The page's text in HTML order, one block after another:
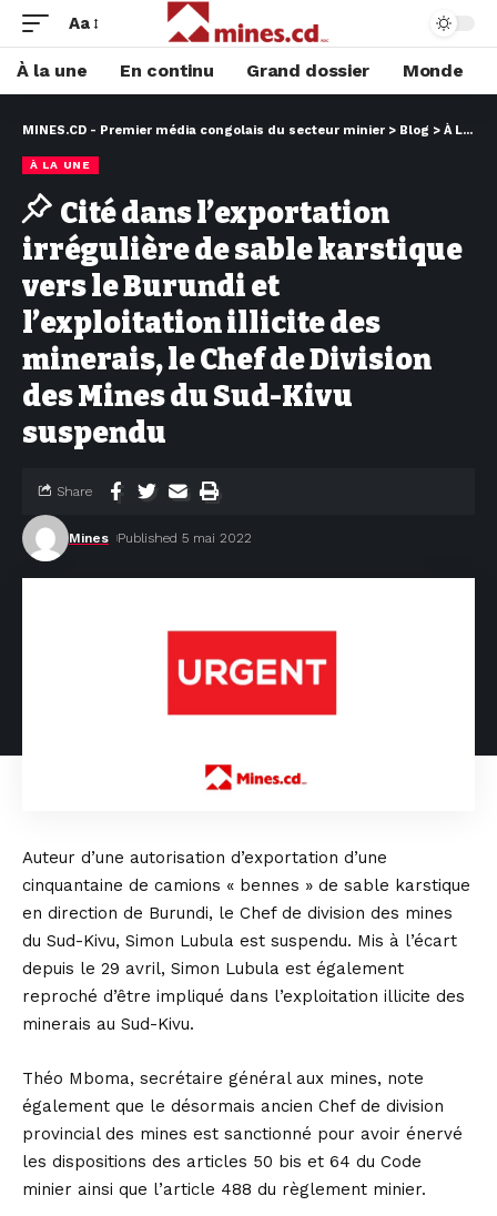
Aa
À la une En continu Grand dossier Monde
MINES.CD - Premier média congolais du secteur minier > Blog > À LA UNE
À LA UNE
Cité dans l’exportation
irrégulière de sable karstique
vers le Burundi et
l’exploitation illicite des
minerais, le Chef de Division
des Mines du Sud-Kivu
suspendu
Mines Published 5 mai 2022
Share
Auteur d’une autorisation d’exportation d’une
cinquantaine de camions « bennes » de sable karstique
en direction de Burundi, le Chef de division des mines
du Sud-Kivu, Simon Lubula est suspendu. Mis à l’écart
depuis le 29 avril, Simon Lubula est également
reproché d’être impliqué dans l’exploitation illicite des
minerais au Sud-Kivu.
Théo Mboma, secrétaire général aux mines, note
également que le désormais ancien Chef de division
provincial des mines est sanctionné pour avoir énervé
les dispositions des articles 50 bis et 64 du Code
minier ainsi que l’article 488 du règlement minier.